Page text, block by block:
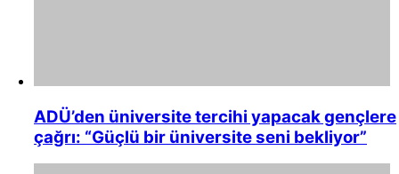
ADÜ’den üniversite tercihi yapacak gençlere
çağrı: “Güçlü bir üniversite seni bekliyor”